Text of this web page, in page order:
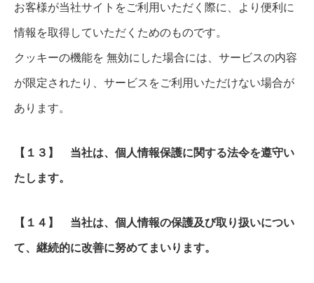
お客様が当社サイトをご利用いただく際に、より便利に
情報を取得していただくためのものです。
クッキーの機能を 無効にした場合には、サービスの内容
が限定されたり、サービスをご利用いただけない場合が
あります。
【１３】 当社は、個人情報保護に関する法令を遵守い
たします。
【１４】 当社は、個人情報の保護及び取り扱いについ
て、継続的に改善に努めてまいります。